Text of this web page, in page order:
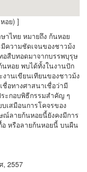
อย) ]
าไทย หมายถึง ก้นหอย
ความชัดเจนของชาวม้ง
สืบทอดมาจากบรรพบุรุษ
หอย พบได้ทั้งในงานปัก
งานเขียนเทียนของชาวม้ง
อทางศาสนาเชื่อว่ามี
ะกอบพิธีกรรมสำคัญ ๆ
เสมือนการโคจรของ
ณ์ลายก้นหอยนี้ยังคงมีการ
หรือลายก้นหอยนี้ บนผืน
, 2557